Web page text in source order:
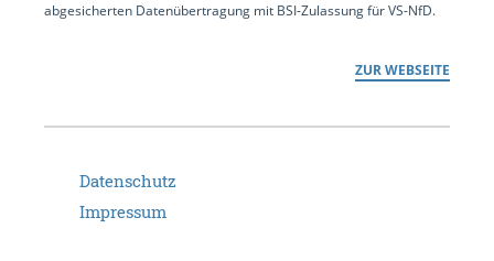
abgesicherten Datenübertragung mit BSI-Zulassung für VS-NfD.
ZUR WEBSEITE
Datenschutz
Impressum